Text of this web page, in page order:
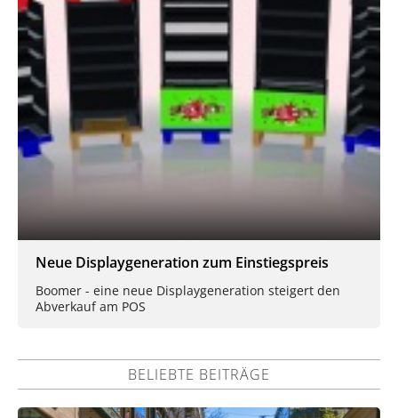
Neue Displaygeneration zum Einstiegspreis
Boomer - eine neue Displaygeneration steigert den
Abverkauf am POS
BELIEBTE BEITRÄGE